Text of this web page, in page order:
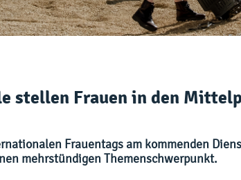
stellen Frauen in den
Frauentags am kommenden
mehrstündigen Themenschwerpunkt.